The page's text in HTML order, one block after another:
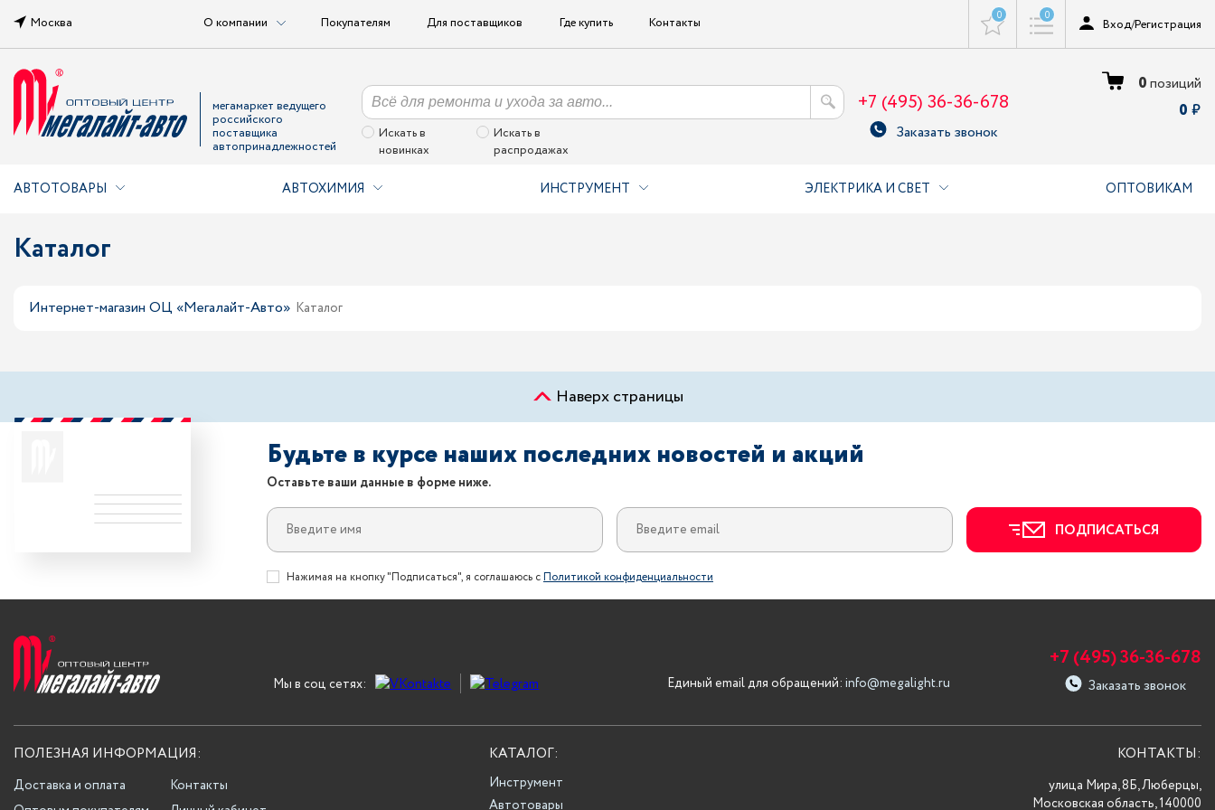
Москва О компании Покупателям Для поставщиков Где купить Контакты 0 0
Вход/Регистрация
мегамаркет ведущего
российского
поставщика
автопринадлежностей
Искать в
новинках
Искать в
распродажах
+7 (495) 36-36-678
Заказать звонок
0позиций
0
АВТОТОВАРЫ АВТОХИМИЯ ИНСТРУМЕНТ ЭЛЕКТРИКА И СВЕТ ОПТОВИКАМ
Каталог
Интернет-магазин ОЦ «Мегалайт-Авто» Каталог
Наверх страницы
Будьте в курсе наших последних новостей и акций
Оставьте ваши данные в форме ниже.
ПОДПИСАТЬСЯ
Нажимая на кнопку "Подписаться", я соглашаюсь сПолитикой конфиденциальности
Мы в соц сетях: Единый email для обращений: info@megalight.ru
+7 (495) 36-36-678
Заказать звонок
ПОЛЕЗНАЯ ИНФОРМАЦИЯ:
Доставка и оплата
Контакты
КАТАЛОГ:
Инструмент
Автотовары
КОНТАКТЫ:
улица Мира, 8Б, Люберцы,
Московская область, 140000